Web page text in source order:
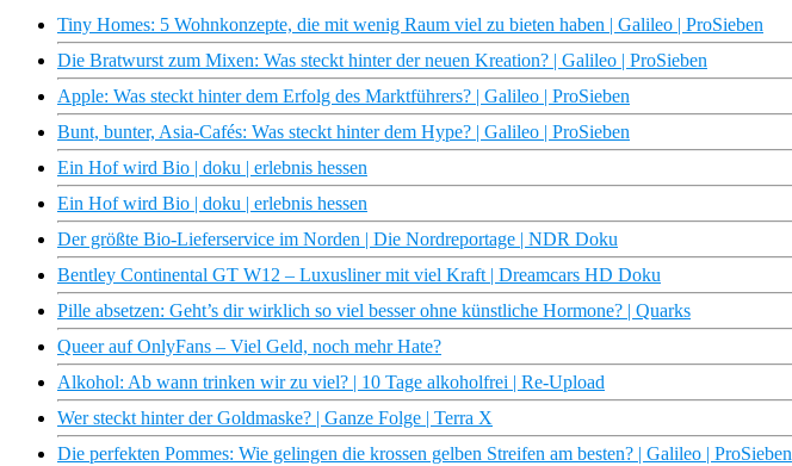
Tiny Homes: 5 Wohnkonzepte, die mit wenig Raum viel zu bieten haben | Galileo | ProSieben
Die Bratwurst zum Mixen: Was steckt hinter der neuen Kreation? | Galileo | ProSieben
Apple: Was steckt hinter dem Erfolg des Marktführers? | Galileo | ProSieben
Bunt, bunter, Asia-Cafés: Was steckt hinter dem Hype? | Galileo | ProSieben
Ein Hof wird Bio | doku | erlebnis hessen
Ein Hof wird Bio | doku | erlebnis hessen
Der größte Bio-Lieferservice im Norden | Die Nordreportage | NDR Doku
Bentley Continental GT W12 – Luxusliner mit viel Kraft | Dreamcars HD Doku
Pille absetzen: Geht’s dir wirklich so viel besser ohne künstliche Hormone? | Quarks
Queer auf OnlyFans – Viel Geld, noch mehr Hate?
Alkohol: Ab wann trinken wir zu viel? | 10 Tage alkoholfrei | Re-Upload
Wer steckt hinter der Goldmaske? | Ganze Folge | Terra X
Die perfekten Pommes: Wie gelingen die krossen gelben Streifen am besten? | Galileo | ProSieben